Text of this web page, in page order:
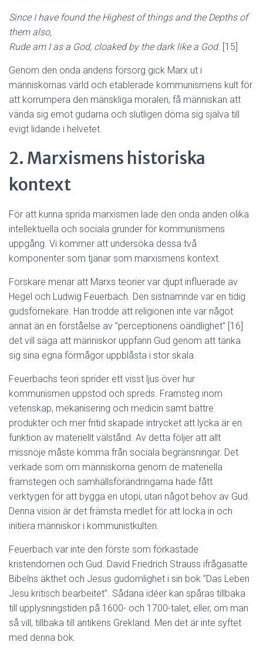
Since I have found the Highest of things and the Depths of
them also,
Rude am I as a God, cloaked by the dark like a God. [15]
Genom den onda andens försorg gick Marx ut i
människornas värld och etablerade kommunismens kult för
att korrumpera den mänskliga moralen, få människan att
vända sig emot gudarna och slutligen döma sig själva till
evigt lidande i helvetet.
2. Marxismens historiska
kontext
För att kunna sprida marxismen lade den onda anden olika
intellektuella och sociala grunder för kommunismens
uppgång. Vi kommer att undersöka dessa två
komponenter som tjänar som marxismens kontext.
Forskare menar att Marxs teorier var djupt influerade av
Hegel och Ludwig Feuerbach. Den sistnämnde var en tidig
gudsförnekare. Han trodde att religionen inte var något
annat än en förståelse av ”perceptionens oändlighet” [16]
det vill säga att människor uppfann Gud genom att tänka
sig sina egna förmågor uppblåsta i stor skala.
Feuerbachs teori sprider ett visst ljus över hur
kommunismen uppstod och spreds. Framsteg inom
vetenskap, mekanisering och medicin samt bättre
produkter och mer fritid skapade intrycket att lycka är en
funktion av materiellt välstånd. Av detta följer att allt
missnöje måste komma från sociala begränsningar. Det
verkade som om människorna genom de materiella
framstegen och samhällsförändringarna hade fått
verktygen för att bygga en utopi, utan något behov av Gud.
Denna vision är det främsta medlet för att locka in och
initiera människor i kommunistkulten.
Feuerbach var inte den förste som förkastade
kristendomen och Gud. David Friedrich Strauss ifrågasatte
Bibelns äkthet och Jesus gudomlighet i sin bok ”Das Leben
Jesu kritisch bearbeitet”. Sådana idéer kan spåras tillbaka
till upplysningstiden på 1600- och 1700-talet, eller, om man
så vill, tillbaka till antikens Grekland. Men det är inte syftet
med denna bok.